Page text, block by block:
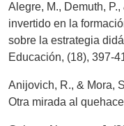
Alegre, M., Demuth,
invertido en la
sobre la estrategia
Educación, (18), 397-
Anijovich, R., & Mora,
Otra mirada al